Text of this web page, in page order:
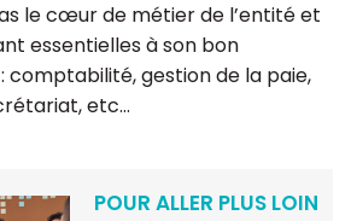
le cœur de métier de l’entité et
essentielles à son bon
gestion de la paie,
etc…
POUR ALLER PLUS LOIN